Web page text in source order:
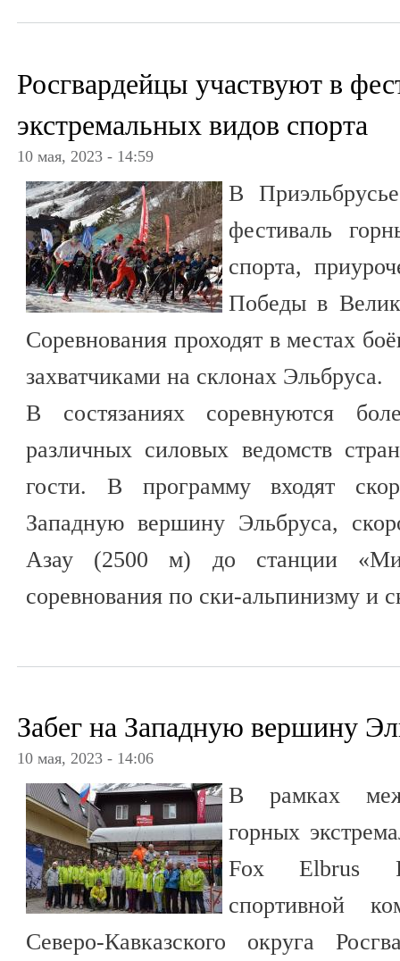
Росгвардейцы участвуют в
экстремальных видов спорта
10 мая, 2023 - 14:59
В
фестиваль
спорта,
Победы в
Соревнования проходят в местах
захватчиками на склонах Эльбруса.
В состязаниях соревнуются
различных силовых ведомств
гости. В программу входят
Западную вершину Эльбруса,
Азау (2500 м) до станции
соревнования по ски-альпинизму и
Забег на Западную вершину
10 мая, 2023 - 14:06
В рамках
горных
Fox Elbrus
спортивной
Северо-Кавказского округа